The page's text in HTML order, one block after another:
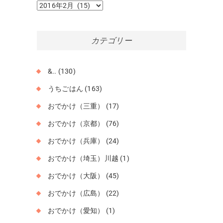
ア
カテゴリー
&.. (130)
うちごはん (163)
おでかけ（三重） (17)
おでかけ（京都） (76)
おでかけ（兵庫） (24)
おでかけ（埼玉）川越 (1)
おでかけ（大阪） (45)
おでかけ（広島） (22)
おでかけ（愛知） (1)